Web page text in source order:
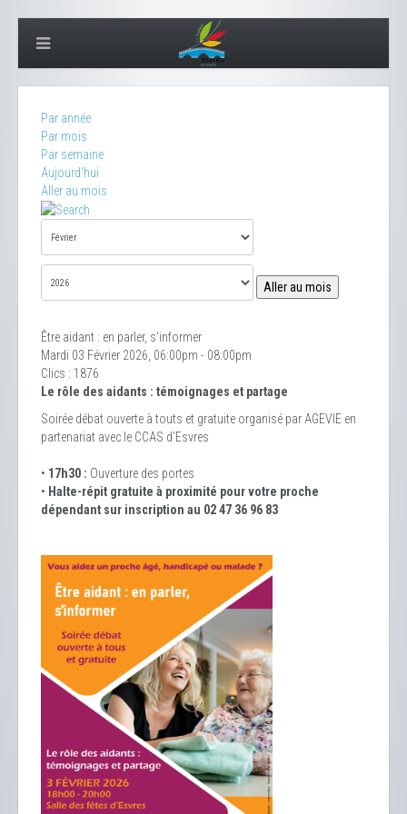
Par année
Par mois
Par semaine
Aujourd'hui
Aller au mois
Aller au mois
Être aidant : en parler, s'informer
Mardi 03 Février 2026, 06:00pm - 08:00pm
Clics : 1876
Le rôle des aidants : témoignages et partage
Soirée débat ouverte à touts et gratuite organisé par AGEVIE en
partenariat avec le CCAS d’Esvres
• 17h30 : Ouverture des portes
• Halte-répit gratuite à proximité pour votre proche
dépendant sur inscription au 02 47 36 96 83